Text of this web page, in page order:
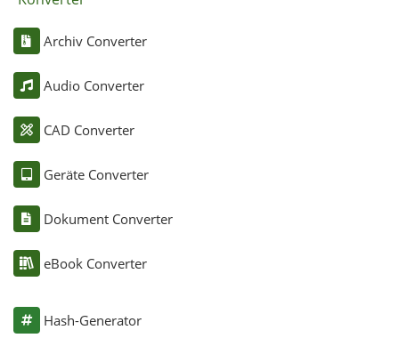
Archiv Converter
Audio Converter
CAD Converter
Geräte Converter
Dokument Converter
eBook Converter
Hash-Generator